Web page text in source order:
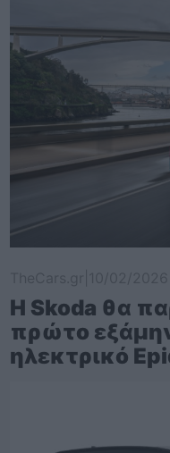
Η Skoda θα
πρώτο
ηλεκτρικό